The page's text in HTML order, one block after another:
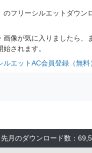
フリーシルエットダウ
画像が気に入りましたら、
されます。
ルエットAC会員登録（無料
先月のダウンロード数：